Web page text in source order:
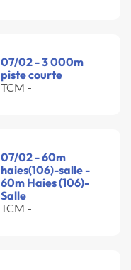
07/02 - 3 000m
piste courte
TCM -
07/02 - 60m
haies(106)-salle -
60m Haies (106)-
Salle
TCM -